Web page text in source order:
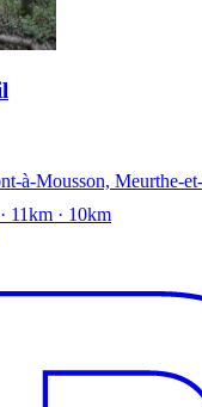
à-Mousson, Meurthe-
11km · 10km